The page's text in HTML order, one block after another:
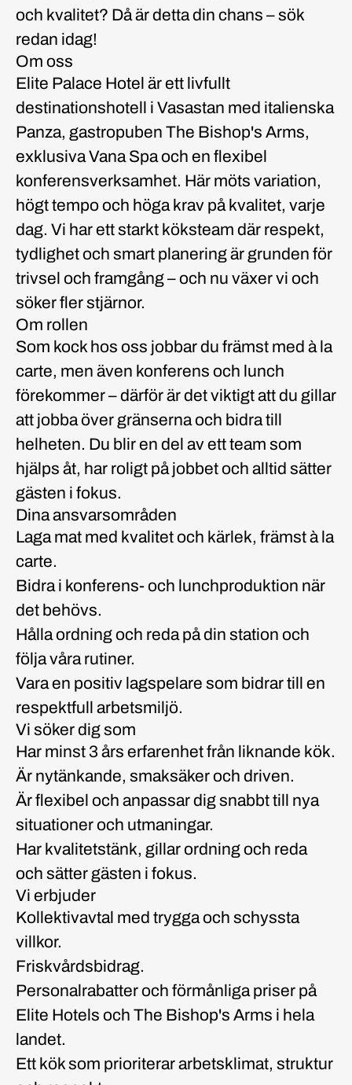
och kvalitet? Då är detta din chans – sök
redan idag!
Om oss
Elite Palace Hotel är ett livfullt
destinationshotell i Vasastan med italienska
Panza, gastropuben The Bishop's Arms,
exklusiva Vana Spa och en flexibel
konferensverksamhet. Här möts variation,
högt tempo och höga krav på kvalitet, varje
dag. Vi har ett starkt köksteam där respekt,
tydlighet och smart planering är grunden för
trivsel och framgång – och nu växer vi och
söker fler stjärnor.
Om rollen
Som kock hos oss jobbar du främst med à la
carte, men även konferens och lunch
förekommer – därför är det viktigt att du gillar
att jobba över gränserna och bidra till
helheten. Du blir en del av ett team som
hjälps åt, har roligt på jobbet och alltid sätter
gästen i fokus.
Dina ansvarsområden
Laga mat med kvalitet och kärlek, främst à la
carte.
Bidra i konferens- och lunchproduktion när
det behövs.
Hålla ordning och reda på din station och
följa våra rutiner.
Vara en positiv lagspelare som bidrar till en
respektfull arbetsmiljö.
Vi söker dig som
Har minst 3 års erfarenhet från liknande kök.
Är nytänkande, smaksäker och driven.
Är flexibel och anpassar dig snabbt till nya
situationer och utmaningar.
Har kvalitetstänk, gillar ordning och reda
och sätter gästen i fokus.
Vi erbjuder
Kollektivavtal med trygga och schyssta
villkor.
Friskvårdsbidrag.
Personalrabatter och förmånliga priser på
Elite Hotels och The Bishop's Arms i hela
landet.
Ett kök som prioriterar arbetsklimat, struktur